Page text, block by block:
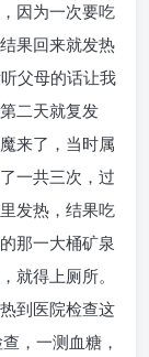
因为一次要吃
果回来就发热
父母的话让我
二天就复发
来了，当时属
一共三次，过
发热，结果吃
那一大桶矿泉
就得上厕所。
到医院检查这
，一测血糖，